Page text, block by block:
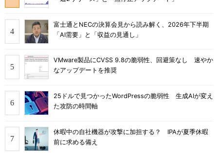
富士通とNECの決算会見から読み解く、2026年下半期
「AI需要」と「収益の見通し」
VMware製品にCVSS 9.8の脆弱性、回避策なし 速やか
なアップデートを推奨
25ドルで見つかったWordPressの脆弱性 生成AIが変え
た攻防の時間軸
休暇中の自社機器が攻撃に加担する？ IPAが夏季休暇
前に求める備え